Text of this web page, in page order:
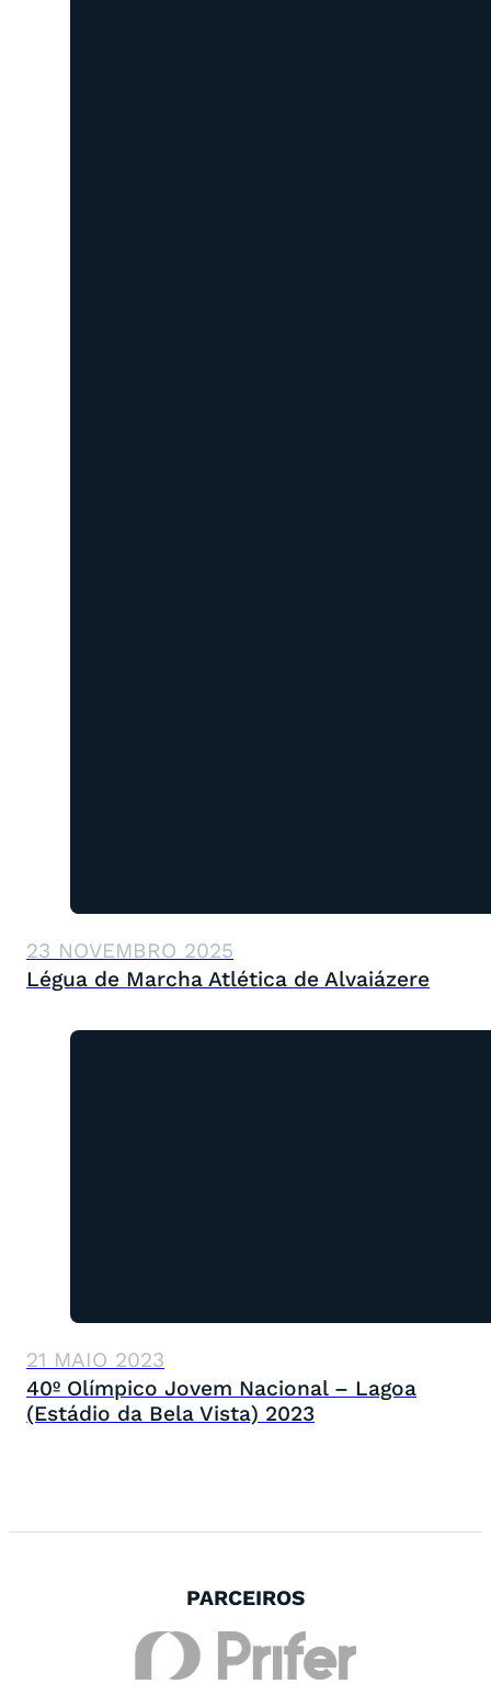
23 NOVEMBRO 2025
Légua de Marcha Atlética de Alvaiázere
21 MAIO 2023
40º Olímpico Jovem Nacional – Lagoa
(Estádio da Bela Vista) 2023
PARCEIROS